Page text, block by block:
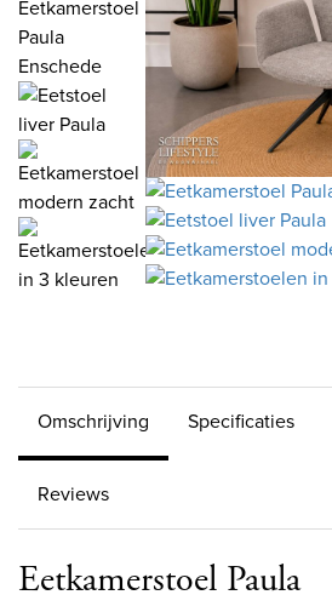
Omschrijving Specificaties
Reviews
Eetkamerstoel Paula